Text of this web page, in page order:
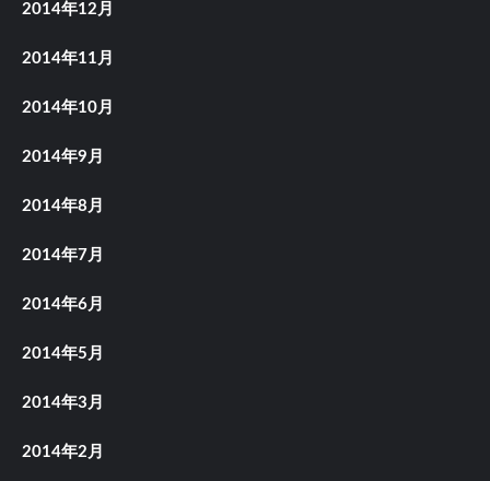
2014年12月
2014年11月
2014年10月
2014年9月
2014年8月
2014年7月
2014年6月
2014年5月
2014年3月
2014年2月